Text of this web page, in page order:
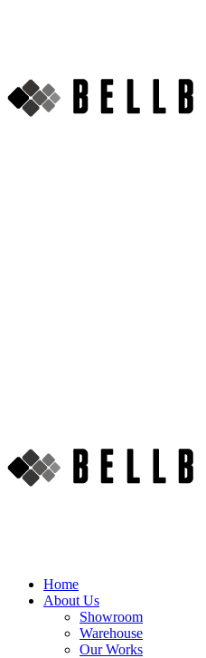
Home
About Us
Showroom
Warehouse
Our Works